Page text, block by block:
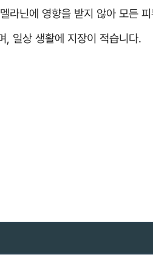
라닌에 영향을 받지 않아 모든
, 일상 생활에 지장이 적습니다.